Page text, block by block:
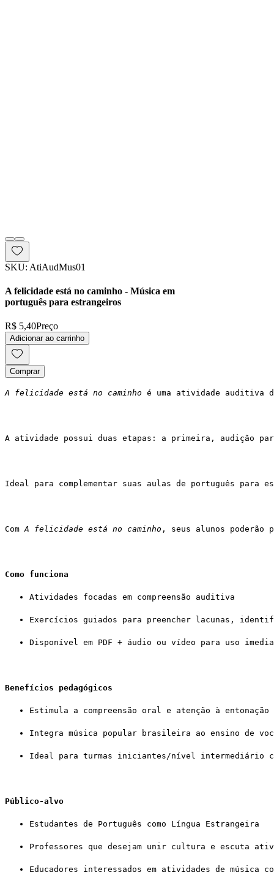
SKU: AtiAudMus01
A felicidade está no caminho - Música em
português para estrangeiros
R$ 5,40Preço
Adicionar ao carrinho
Comprar
A felicidade está no caminho é uma atividade auditiva
A atividade possui duas etapas: a primeira, audição
Ideal para complementar suas aulas de português
Com A felicidade está no caminho , seus alunos
Como funciona
Atividades focadas em compreensão auditiva
Exercícios guiados para preencher lacunas,
Disponível em PDF + áudio ou vídeo para uso
Benefícios pedagógicos
Estimula a compreensão oral e atenção à
Integra música popular brasileira ao ensino de
Ideal para turmas iniciantes/nível intermediário
Público‑alvo
Estudantes de Português como Língua Estrangeira
Professores que desejam unir cultura e escuta
Educadores interessados em atividades de música